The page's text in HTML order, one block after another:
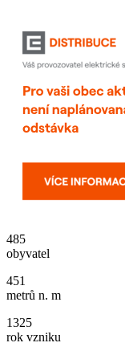
485
obyvatel
451
metrů n. m
1325
rok vzniku